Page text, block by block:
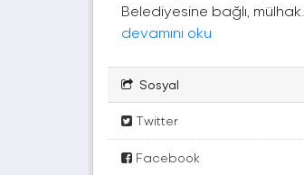
Belediyesine bağlı, mülhak...
devamını oku
Sosyal
Twitter
Facebook